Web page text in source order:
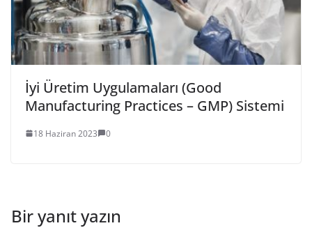
İyi Üretim Uygulamaları (Good
Manufacturing Practices – GMP) Sistemi
18 Haziran 2023 0
Bir yanıt yazın